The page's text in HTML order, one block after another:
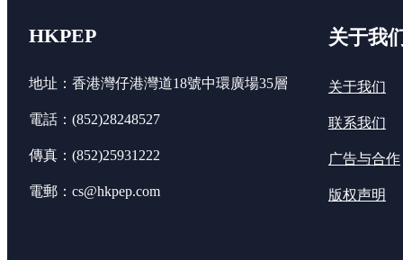
HKPEP
地址：香港灣仔港灣道18號中環廣場35層
電話：(852)28248527
傳真：(852)25931222
電郵：cs@hkpep.com
关于我
关于我们
联系我们
广告与合作
版权声明